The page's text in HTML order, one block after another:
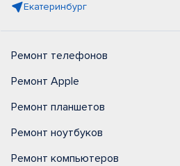
Екатеринбург
Ремонт телефонов
Ремонт Apple
Ремонт планшетов
Ремонт ноутбуков
Ремонт компьютеров